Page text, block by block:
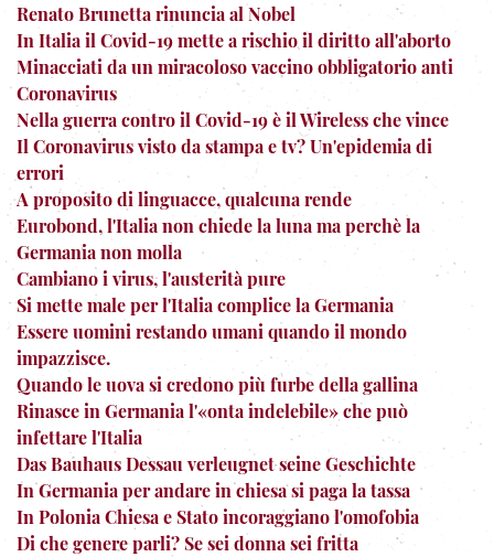
Renato Brunetta rinuncia al Nobel
In Italia il Covid-19 mette a rischio il diritto all'aborto
Minacciati da un miracoloso vaccino obbligatorio anti
Coronavirus
Nella guerra contro il Covid-19 è il Wireless che vince
Il Coronavirus visto da stampa e tv? Un'epidemia di
errori
A proposito di linguacce, qualcuna rende
Eurobond, l'Italia non chiede la luna ma perchè la
Germania non molla
Cambiano i virus, l'austerità pure
Si mette male per l'Italia complice la Germania
Essere uomini restando umani quando il mondo
impazzisce.
Quando le uova si credono più furbe della gallina
Rinasce in Germania l'«onta indelebile» che può
infettare l'Italia
Das Bauhaus Dessau verleugnet seine Geschichte
In Germania per andare in chiesa si paga la tassa
In Polonia Chiesa e Stato incoraggiano l'omofobia
Di che genere parli? Se sei donna sei fritta